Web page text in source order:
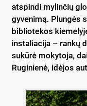
atspindi mylinčių
gyvenimą. Plungės
bibliotekos
instaliacija – rankų
sukūrė mokytoja,
Ruginienė, idėjos